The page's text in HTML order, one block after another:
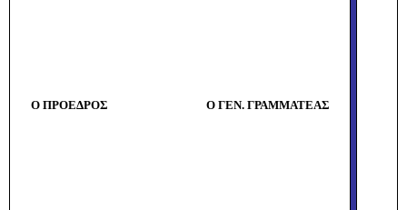
Ο ΠΡΟΕΔΡΟΣ Ο ΓΕΝ. ΓΡΑΜΜΑΤΕΑΣ